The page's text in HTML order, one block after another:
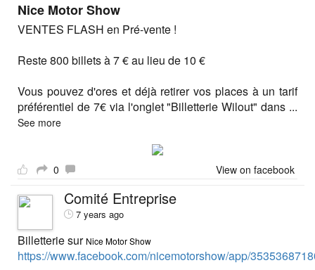
Nice Motor Show
VENTES FLASH en Pré-vente !
Reste 800 billets à 7 € au lieu de 10 €
Vous pouvez d'ores et déjà retirer vos places à un tarif
préférentiel de 7€ via l'onglet "Billetterie Wilout" dans ...
See more
0 View on facebook
Comité Entreprise
7 years ago
Billetterie sur Nice Motor Show
https://www.facebook.com/nicemotorshow/app/